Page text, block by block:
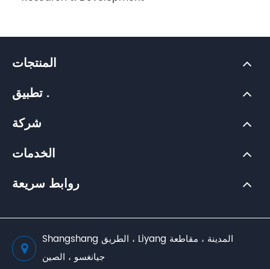
المنتجات
تطبيق .
شركة
الخدمات
روابط سريعة
Shangshang الطريق ، Liyang المدينة ، مقاطعة
جيانغسو ، الصين